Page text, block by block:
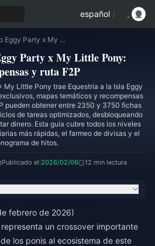
español /
Guía del evento Eggy Party x My Little Pony: Recompensas y ruta F2P
Party x My Little Pony:
y ruta F2P
Little Pony trae Equestria a la Isla Eggy
mapas temáticos y recompensas
pueden obtener entre 2350 y 3750 fichas
de tareas optimizados, desbloqueando
dinero. Esta guía cubre todos los niveles
más rápidas, el farmeo de divisas y el
de hitos.
Publicado el:2026/02/06 12 min lectura
febrero de 2026)
un crossover importante
los ponis al ecosistema de este